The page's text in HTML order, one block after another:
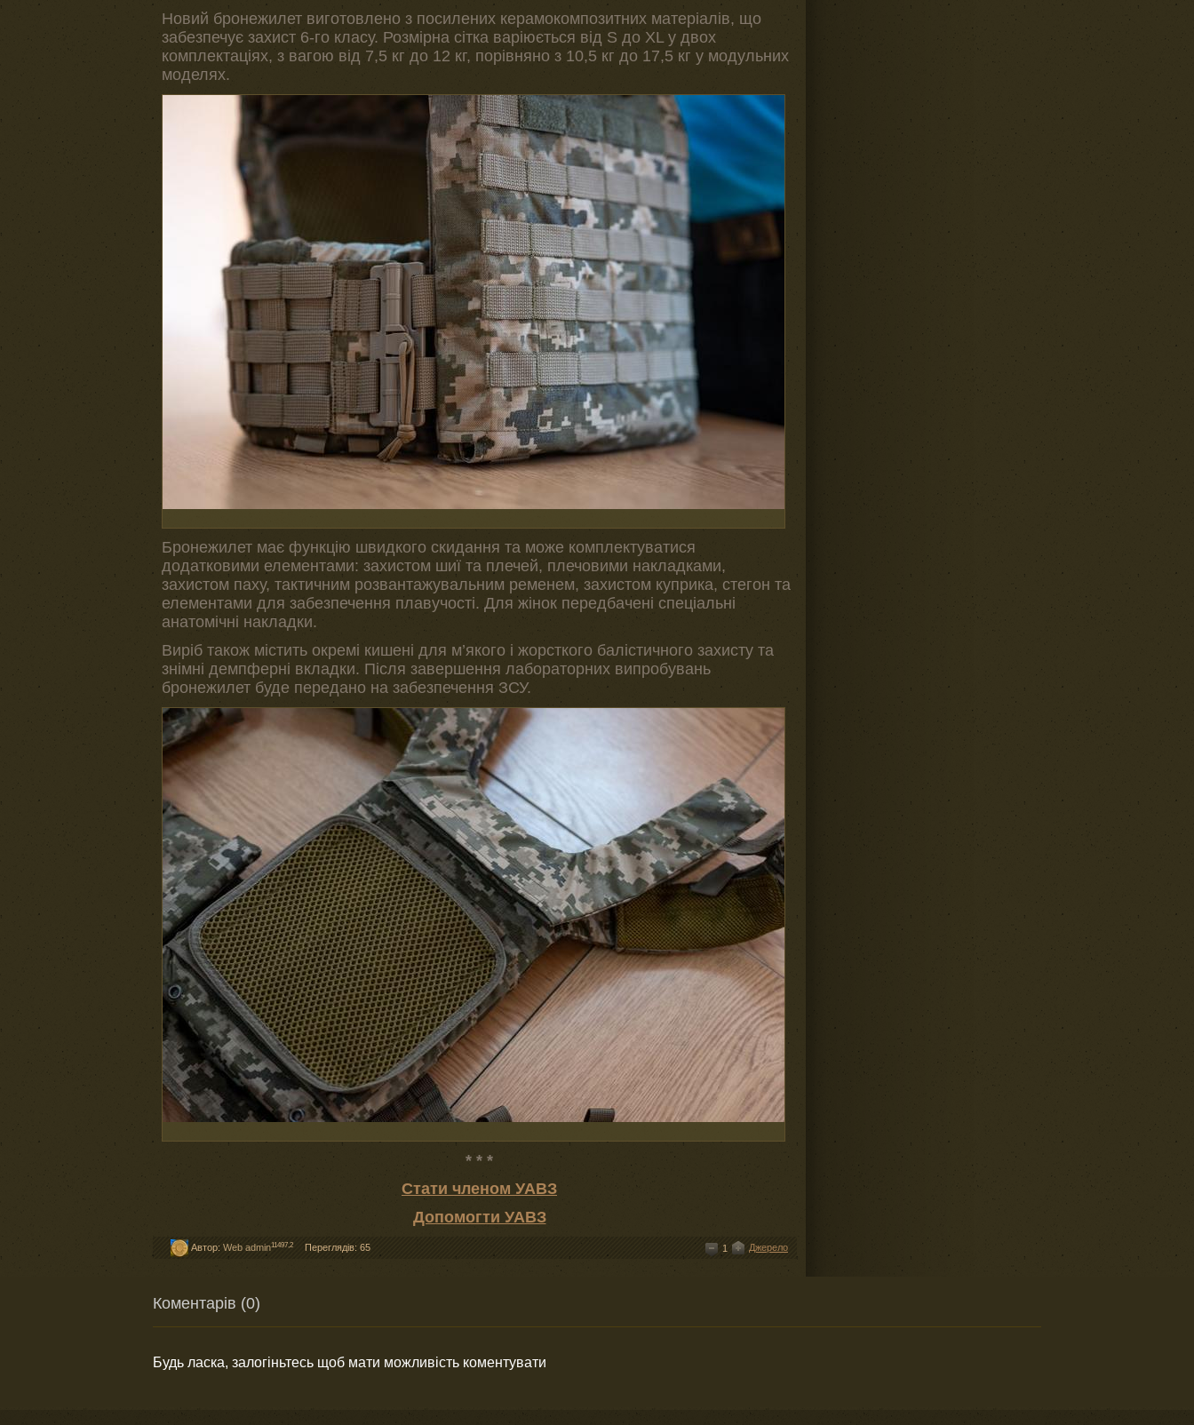
Новий бронежилет виготовлено з посилених керамокомпозитних матеріалів, що
забезпечує захист 6-го класу. Розмірна сітка варіюється від S до XL у двох
комплектаціях, з вагою від 7,5 кг до 12 кг, порівняно з 10,5 кг до 17,5 кг у модульних
моделях.
Бронежилет має функцію швидкого скидання та може комплектуватися
додатковими елементами: захистом шиї та плечей, плечовими накладками,
захистом паху, тактичним розвантажувальним ременем, захистом куприка, стегон та
елементами для забезпечення плавучості. Для жінок передбачені спеціальні
анатомічні накладки.
Виріб також містить окремі кишені для м’якого і жорсткого балістичного захисту та
знімні демпферні вкладки. Після завершення лабораторних випробувань
бронежилет буде передано на забезпечення ЗСУ.
* * *
Стати членом УАВЗ
Допомогти УАВЗ
Автор: Web admin11497,2 Переглядів: 65 Джерело
1
Коментарів (0)
Будь ласка, залогіньтесь щоб мати можливість коментувати